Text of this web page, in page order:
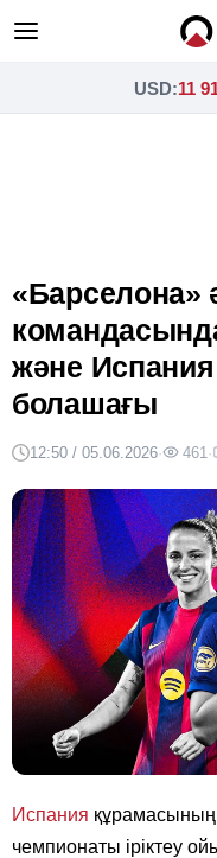
USD:11
«Барселона»
және
болашағы
12:50 / 05.06.2026· 461 ·
Испания
чемпионаты іріктеу